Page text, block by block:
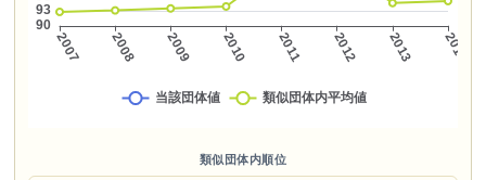
類似団体内順位